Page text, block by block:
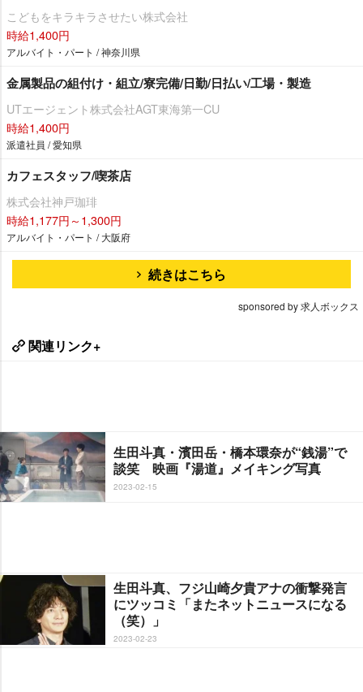
こどもをキラキラさせたい株式会社
時給1,400円
アルバイト・パート / 神奈川県
金属製品の組付け・組立/寮完備/日勤/日払い/工場・製造
UTエージェント株式会社AGT東海第一CU
時給1,400円
派遣社員 / 愛知県
カフェスタッフ/喫茶店
株式会社神戸珈琲
時給1,177円～1,300円
アルバイト・パート / 大阪府
続きはこちら
sponsored by 求人ボックス
関連リンク+
生田斗真・濱田岳・橋本環奈が“銭湯”で
談笑 映画『湯道』メイキング写真
2023-02-15
生田斗真、フジ山崎夕貴アナの衝撃発言
にツッコミ「またネットニュースになる
（笑）」
2023-02-23